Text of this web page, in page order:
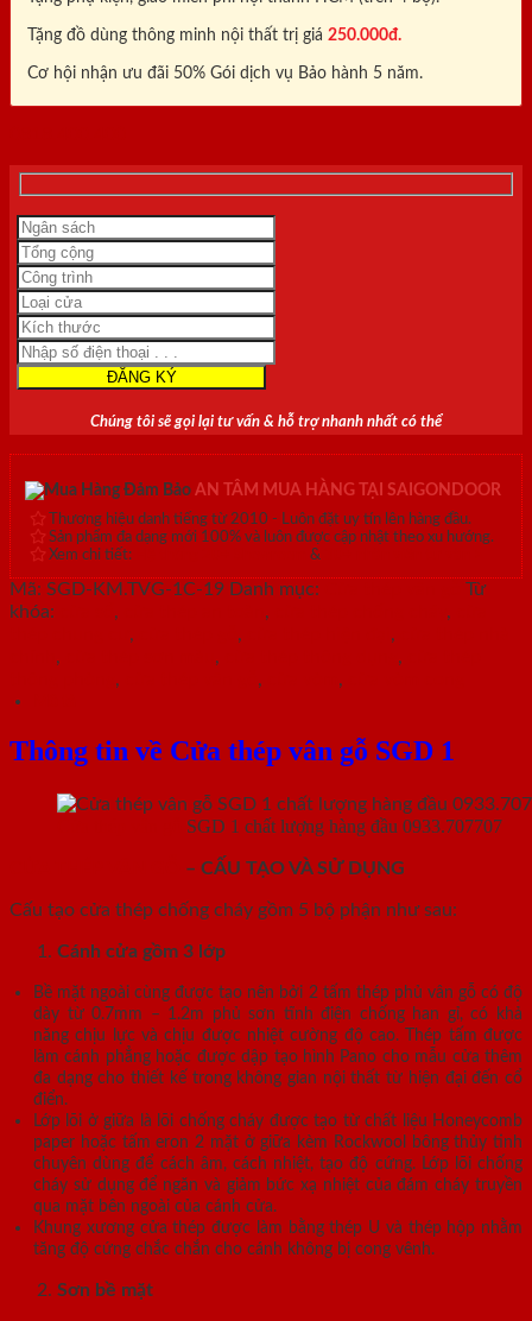
Tặng đồ dùng thông minh nội thất trị giá 250.000đ.
Cơ hội nhận ưu đãi 50% Gói dịch vụ Bảo hành 5 năm.
Chúng tôi sẽ gọi lại tư vấn & hỗ trợ nhanh nhất có thể
AN TÂM MUA HÀNG TẠI SAIGONDOOR
Thương hiệu danh tiếng từ 2010 - Luôn đặt uy tín lên hàng đầu.
Sản phẩm đa dạng mới 100% và luôn được cập nhật theo xu hướng.
Xem chi tiết:
&
Mã: SGD-KM.TVG-1C-19 Danh mục:
Từ
khóa:
, , ,
, , ,
, , ,
, , ,
Thông tin về Cửa thép vân gỗ SGD 1
SGD 1 chất lượng hàng đầu 0933.707707
– CẤU TẠO VÀ SỬ DỤNG
Cấu tạo cửa thép chống cháy gồm 5 bộ phận như sau:
Cánh cửa gồm 3 lớp
Bề mặt ngoài cùng được tạo nên bởi 2 tấm thép phủ vân gỗ có độ
dày từ 0.7mm – 1.2m phủ sơn tĩnh điện chống han gỉ, có khả
năng chịu lực và chịu được nhiệt cường độ cao. Thép tấm được
làm cánh phẳng hoặc được dập tạo hình Pano cho mẫu cửa thêm
đa dạng cho thiết kế trong không gian nội thất từ hiện đại đến cổ
điển.
Lớp lõi ở giữa là lõi chống cháy được tạo từ chất liệu Honeycomb
paper hoặc tấm eron 2 mặt ở giữa kèm Rockwool bông thủy tinh
chuyên dùng để cách âm, cách nhiệt, tạo độ cứng. Lớp lõi chống
cháy sử dụng để ngăn và giảm bức xạ nhiệt của đám cháy truyền
qua mặt bên ngoài của cánh cửa.
Khung xương cửa thép được làm bằng thép U và thép hộp nhằm
tăng độ cứng chắc chắn cho cánh không bị cong vênh.
Sơn bề mặt